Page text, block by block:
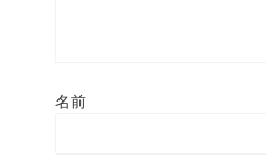
名前